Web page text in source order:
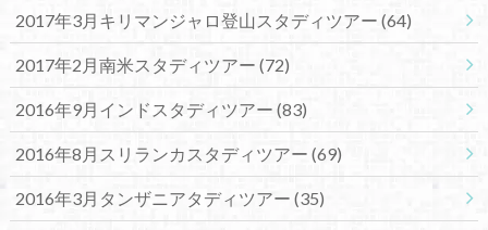
2017年3月キリマンジャロ登山スタディツアー (64)
2017年2月南米スタディツアー (72)
2016年9月インドスタディツアー (83)
2016年8月スリランカスタディツアー (69)
2016年3月タンザニアタディツアー (35)